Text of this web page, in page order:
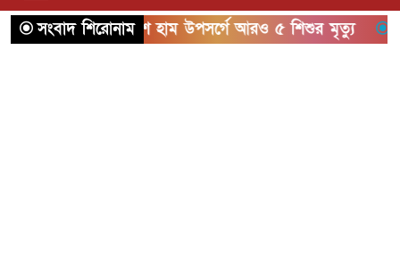
সংবাদ শিরোনাম
দেশে হাম উপসর্গে আরও ৫ শিশুর মৃত্যু হবিগঞ্জে বাস-